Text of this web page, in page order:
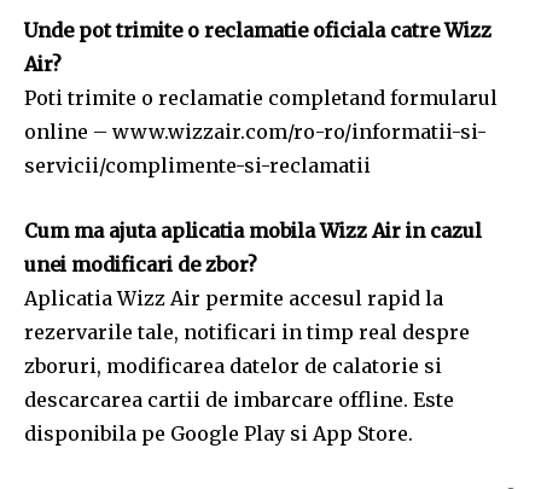
Unde pot trimite o reclamatie oficiala catre Wizz
Air?
Poti trimite o reclamatie completand formularul
online – www.wizzair.com/ro-ro/informatii-si-
servicii/complimente-si-reclamatii
Cum ma ajuta aplicatia mobila Wizz Air in cazul
unei modificari de zbor?
Aplicatia Wizz Air permite accesul rapid la
rezervarile tale, notificari in timp real despre
zboruri, modificarea datelor de calatorie si
descarcarea cartii de imbarcare offline. Este
disponibila pe Google Play si App Store.